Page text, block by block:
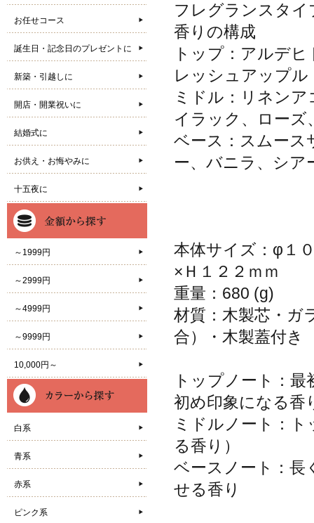
フレグランスタイ
香りの構成
トップ：アルデ
レッシュアップル
ミドル：リネン
イラック、ロー
ベース：スムース
ー、バニラ、シア
本体サイズ：φ１
×Ｈ１２２ｍｍ
重量：680 (g)
材質：木製芯・ガ
合）・木製蓋付き
トップノート：
初め印象になる香
ミドルノート：
る香り）
ベースノート：長
せる香り
お任せコース
誕生日・記念日のプレゼントに
新築・引越しに
開店・開業祝いに
結婚式に
お供え・お悔やみに
十五夜に
～1999円
～2999円
～4999円
～9999円
10,000円～
白系
青系
赤系
ピンク系